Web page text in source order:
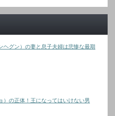
ヘグン）の妻と息子夫婦は悲惨な最期
）の正体！王になってはいけない男